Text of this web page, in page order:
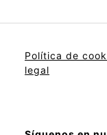
Política de
legal